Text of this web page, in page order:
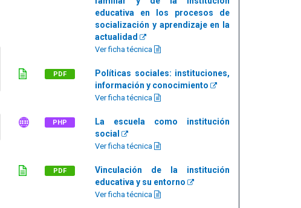
educativa en los procesos de
socialización y aprendizaje en la
actualidad
Ver ficha técnica
PDF
Políticas sociales: instituciones,
información y conocimiento
Ver ficha técnica
PHP
La escuela como institución
social
Ver ficha técnica
PDF
Vinculación de la institución
educativa y su entorno
Ver ficha técnica